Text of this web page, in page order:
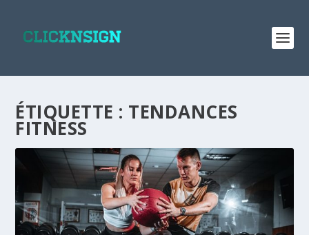
ÉTIQUETTE : TENDANCES
FITNESS